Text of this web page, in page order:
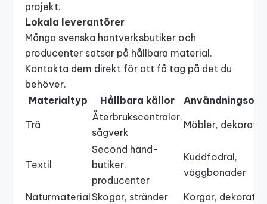
projekt.
Lokala leverantörer
Många svenska hantverksbutiker och
producenter satsar på hållbara material.
Kontakta dem direkt för att få tag på det du
behöver.
Materialtyp
Hållbara källor
Trä
Återbrukscentraler,
sågverk
Möbler,
Textil
Second hand-
butiker,
producenter
Kuddfodral,
väggbonader
Naturmaterial Skogar, stränder
Korgar,